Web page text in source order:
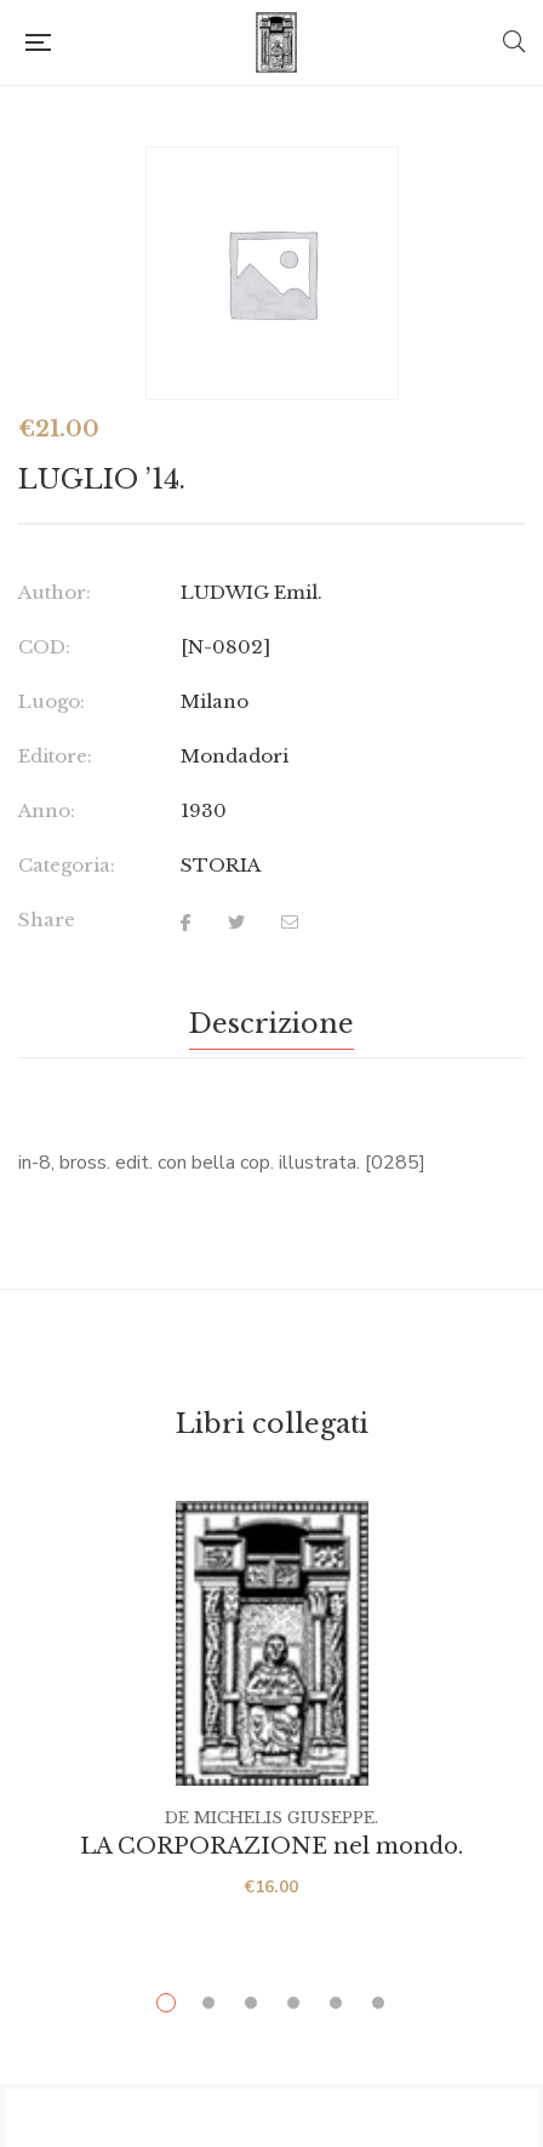
€21.00
LUGLIO ’14.
Author: LUDWIG Emil.
COD: [N-0802]
Luogo: Milano
Editore: Mondadori
Anno: 1930
Categoria: STORIA
Share
Descrizione
in-8, bross. edit. con bella cop. illustrata. [0285]
Libri collegati
LA CORPORAZIONE nel mondo.
€16.00
DE MICHELIS GIUSEPPE.